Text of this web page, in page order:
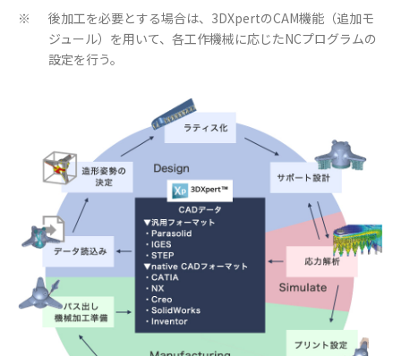
※
後加工を必要とする場合は、3DXpertのCAM機能（追加モ
ジュール）を用いて、各工作機械に応じたNCプログラムの
設定を行う。